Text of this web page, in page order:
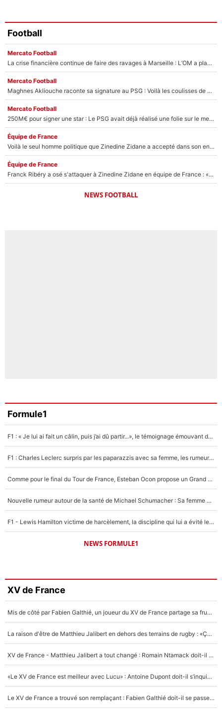
Football
Mercato Football
La crise financière continue de faire des ravages à Marseille : L’OM a placé 12 joueurs sur le marché des transferts… et ça pourrait lui rapporter près de 100M€ !
Mercato Football
Maghnes Akliouche raconte sa signature au PSG : Voilà les coulisses de son transfert de rêve à 50M€
Mercato Football
250M€ pour signer une star : Le PSG avait déjà réalisé une folie sur le mercato bien avant Neymar !
Équipe de France
Voilà le seul homme politique que Zinedine Zidane a accepté dans son entourage : «Je garde un très bon souvenir de lui»
Équipe de France
Franck Ribéry a osé s'attaquer à Zinedine Zidane en équipe de France : «Je n'aurais jamais fait ça»
NEWS FOOTBALL
Formule1
F1 : « Je lui ai fait un câlin, puis j’ai dû partir...», le témoignage émouvant de Max Verstappen sur sa fille
F1 : Charles Leclerc surpris par les paparazzis avec sa femme, les rumeurs étaient vraies !
Comme pour le final du Tour de France, Esteban Ocon propose un Grand Prix de Formule 1 à Paris : «Autour de l’Arc de Triomphe, ce serait génial» !
Nouvelle rumeur autour de la santé de Michael Schumacher : Sa femme Corinna sort du silence
F1 - Lewis Hamilton victime de harcèlement, la discipline qui lui a évité le pire : «J'aurais probablement mal tourné»
NEWS FORMULE1
XV de France
Mis de côté par Fabien Galthié, un joueur du XV de France partage sa frustration : «ils ne me l’ont pas dit tout de suite»
La raison d'être de Matthieu Jalibert en dehors des terrains de rugby : «Ça m'atteint autant que si tu touches à un membre de ma famille»
XV de France - Matthieu Jalibert a tout changé : Romain Ntamack doit-il s’inquiéter pour sa place à un an de la Coupe du monde ?
«Le XV de France est meilleur avec Lucu» : Antoine Dupont doit-il s’inquiéter pour sa place ?
Le XV de France a trouvé son remplaçant : Fabien Galthié doit-il se passer d'Antoine Dupont ?